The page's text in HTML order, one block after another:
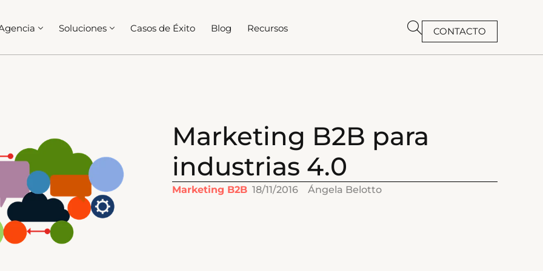
Soluciones Casos de Éxito Blog Recursos CONTACTO
Marketing B2B para
industrias 4.0
Marketing B2B 18/11/2016 Ángela Belotto